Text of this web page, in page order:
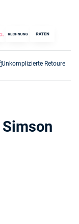
Unkomplizierte Retoure